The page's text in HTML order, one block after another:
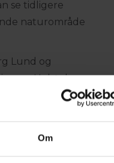
Om
se tidligere
naturområde
Lund og
og Holstebro,
på Møltrup